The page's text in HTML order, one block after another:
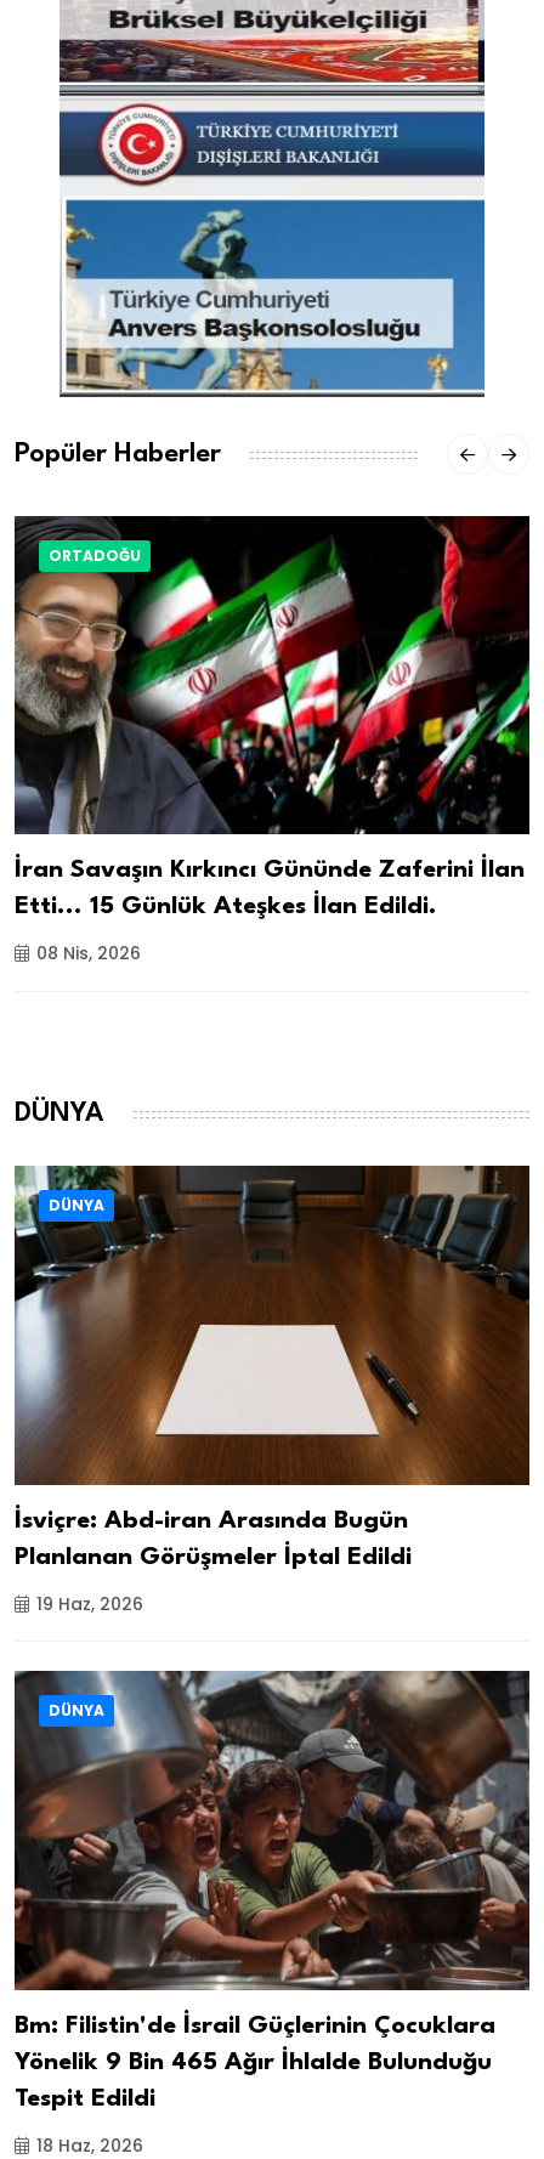
Popüler Haberler
ORTADOĞU
İran Savaşın Kırkıncı Gününde Zaferini İlan
Etti... 15 Günlük Ateşkes İlan Edildi.
08 Nis, 2026
DÜNYA
DÜNYA
İsviçre: Abd-iran Arasında Bugün
Planlanan Görüşmeler İptal Edildi
19 Haz, 2026
DÜNYA
Bm: Filistin'de İsrail Güçlerinin Çocuklara
Yönelik 9 Bin 465 Ağır İhlalde Bulunduğu
Tespit Edildi
18 Haz, 2026